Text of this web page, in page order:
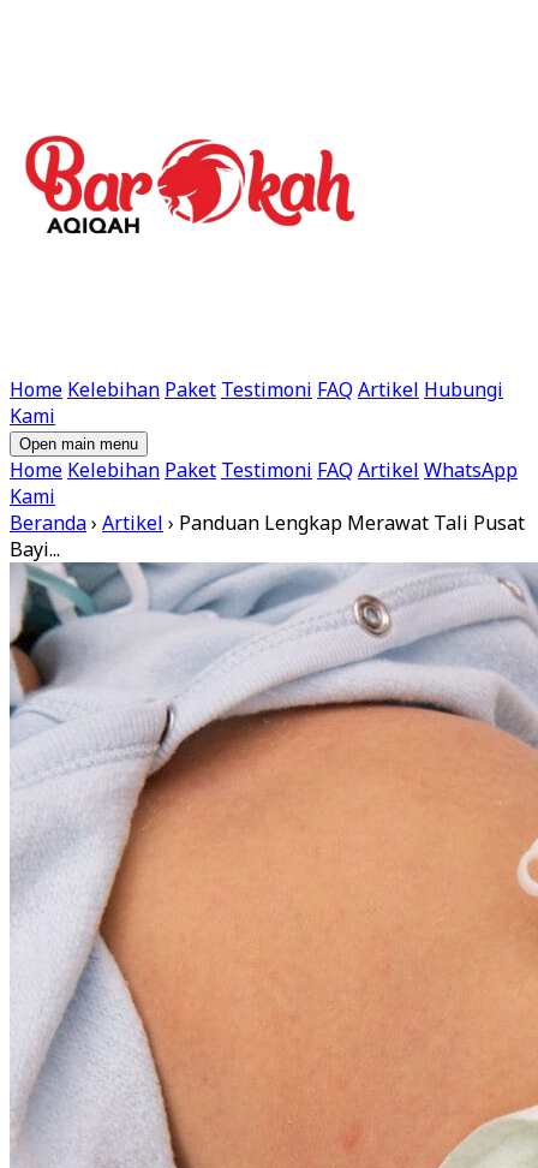
Home Kelebihan Paket Testimoni FAQ Artikel Hubungi
Kami
Open main menu
Home Kelebihan Paket Testimoni FAQ Artikel WhatsApp
Kami
Beranda› Artikel › Panduan Lengkap Merawat Tali Pusat
Bayi...